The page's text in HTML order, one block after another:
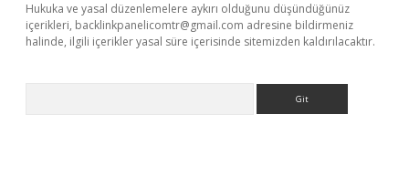
Hukuka ve yasal düzenlemelere aykırı olduğunu düşündüğünüz
içerikleri, backlinkpanelicomtr@gmail.com adresine bildirmeniz
halinde, ilgili içerikler yasal süre içerisinde sitemizden kaldırılacaktır.